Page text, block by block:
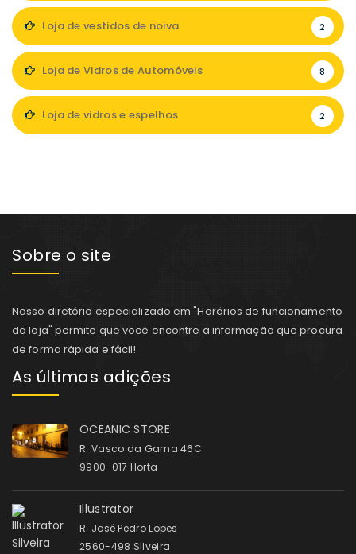
Loja de vestidos de noiva 2
Loja de Vidros de Automóveis 8
Loja de vidros e espelhos 2
Sobre o site
Nosso diretório especializado em "Horários de funcionamento
da loja" permite que você encontre a informação que procura
de forma rápida e fácil!
As últimas adições
OCEANIC STORE
R. Vasco da Gama 46C
9900-017 Horta
Illustrator
R. José Pedro Lopes
2560-498 Silveira